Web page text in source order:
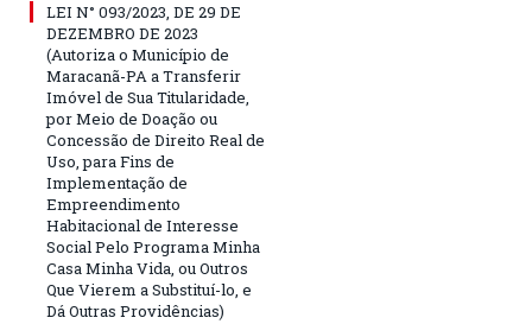
LEI N° 093/2023, DE 29 DE
DEZEMBRO DE 2023
(Autoriza o Município de
Maracanã-PA a Transferir
Imóvel de Sua Titularidade,
por Meio de Doação ou
Concessão de Direito Real de
Uso, para Fins de
Implementação de
Empreendimento
Habitacional de Interesse
Social Pelo Programa Minha
Casa Minha Vida, ou Outros
Que Vierem a Substituí-lo, e
Dá Outras Providências)